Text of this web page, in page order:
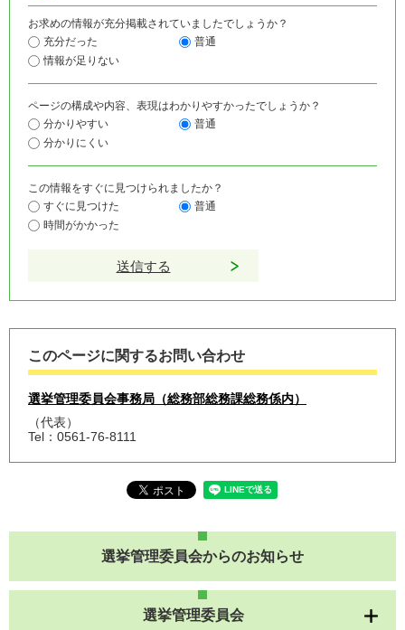
お求めの情報が充分掲載されていましたでしょうか？
充分だった
普通
情報が足りない
ページの構成や内容、表現はわかりやすかったでしょうか？
分かりやすい
普通
分かりにくい
この情報をすぐに見つけられましたか？
すぐに見つけた
普通
時間がかかった
このページに関するお問い合わせ
選挙管理委員会事務局（総務部総務課総務係内）
代表
Tel：0561-76-8111
選挙管理委員会からのお知らせ
選挙管理委員会